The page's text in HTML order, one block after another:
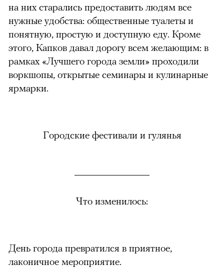
на них старались предоставить людям все
нужные удобства: общественные туалеты и
понятную, простую и доступную еду. Кроме
этого, Капков давал дорогу всем желающим: в
рамках «Лучшего города земли» проходили
воркшопы, открытые семинары и кулинарные
ярмарки.
Городские фестивали и гулянья
Что изменилось:
День города превратился в приятное,
лаконичное мероприятие.